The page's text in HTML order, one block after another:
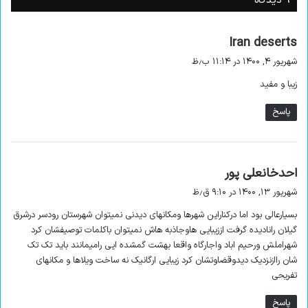
شما می توانید با کمک سامانه ی معتبر رزرو و اجاره سوئیت، ویلا و
حتی استخردار در رامسر اجاره کنید.حدود قیمت اجاره ی ویلا در این
سامانه از 120 هزارتومان تا 3 میلیون و 500 هزارتومان است!
اقامت در ویلا ساحلی در رامسر
Iran deserts
ف
شهریور ۴, ۱۴۰۰ در ۱۱:۱۴ ب٫ظ
زیبا و مفید
پاسخ
احدخانعلی پور
:
شهریور ۱۳, ۱۴۰۰ در ۹:۱۰ ق٫ظ
بسیارعالی بود اما درکناراین شهرها ومکانهای دیدنی نمیتوان شهرستان رودسر درشرق
گیلان رانادیده گرفت اززیبایی هاوجاذبه هاش نمیتوان باکلمات توصیفشان کرد
شهراملش ورحیم اباد واجارگاه واقعا بهشت گمشده ایی رامیمانند باید تک تک
شان راازنزدیک دیدوقضاوتشان کرد زیبایی ارگانیک نه ساخت ویلاها و مکانهای
تفریحی
پاسخ